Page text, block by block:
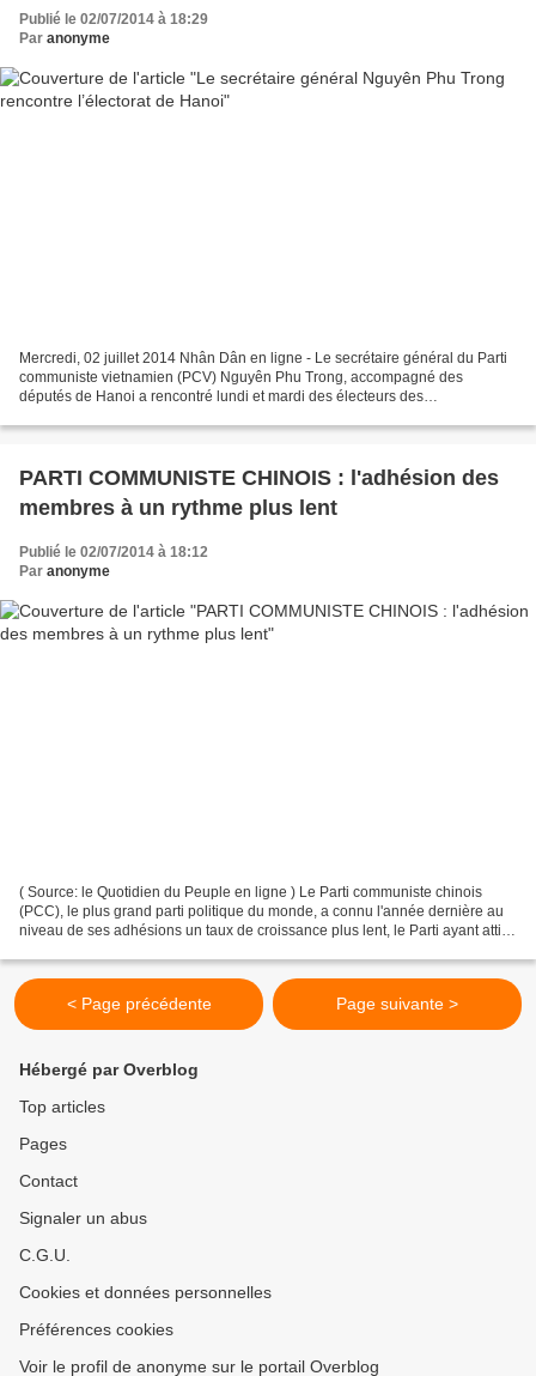
Publié le 02/07/2014 à 18:29
Par anonyme
Mercredi, 02 juillet 2014 Nhân Dân en ligne - Le secrétaire général du Parti
communiste vietnamien (PCV) Nguyên Phu Trong, accompagné des
députés de Hanoi a rencontré lundi et mardi des électeurs des
PARTI COMMUNISTE CHINOIS : l'adhésion des
membres à un rythme plus lent
Publié le 02/07/2014 à 18:12
Par anonyme
( Source: le Quotidien du Peuple en ligne ) Le Parti communiste chinois
(PCC), le plus grand parti politique du monde, a connu l'année dernière au
niveau de ses adhésions un taux de croissance plus lent, le Parti ayant attiré
< Page précédente Page suivante >
Hébergé par Overblog
Top articles
Pages
Contact
Signaler un abus
C.G.U.
Cookies et données personnelles
Préférences cookies
Voir le profil de anonyme sur le portail Overblog